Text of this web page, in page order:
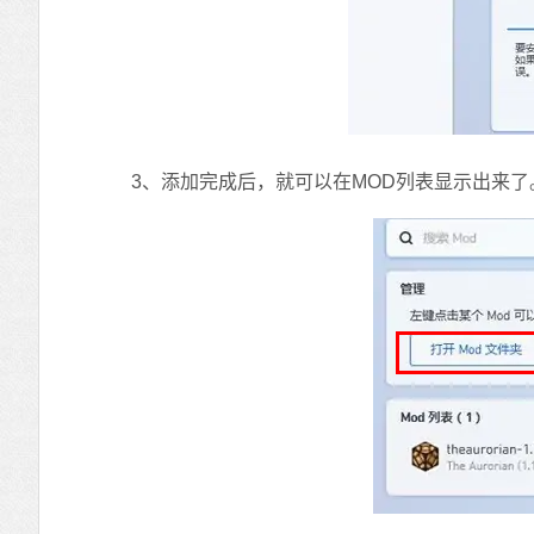
3、添加完成后，就可以在MOD列表显示出来了